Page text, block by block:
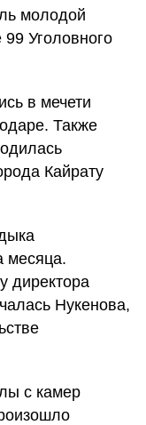
молодой
Уголовного
в мечети
Также
Кайрату
месяца.
директора
Нукенова,
с камер